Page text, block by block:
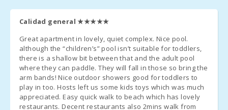
Брафi (км):
Пляж Кала
Марсал (м):
Відстань до
ресторанів (м):
Місто Алкудія
(км):
житла або до узгодженого місця зустрічі.
Ви отримаєте посилання для онлайн-реєстрації – потрібно
заповнити дані, відсканувати паспорт та підписати
електронно (вимога Міністерства внутрішніх справ через
HOSPEDAJES).
Calidad general★★★★★
Great apartment in lovely, quiet complex. Nice pool.
although the “children’s” pool isn’t suitable for toddlers,
there is a shallow bit between that and the adult pool
where they can paddle. They will fall in those so bring the
arm bands! Nice outdoor showers good for toddlers to
play in too. Hosts left us some kids toys which was much
appreciated. Easy quick walk to beach which has lovely
restaurants. Decent restaurants also 2mins walk from